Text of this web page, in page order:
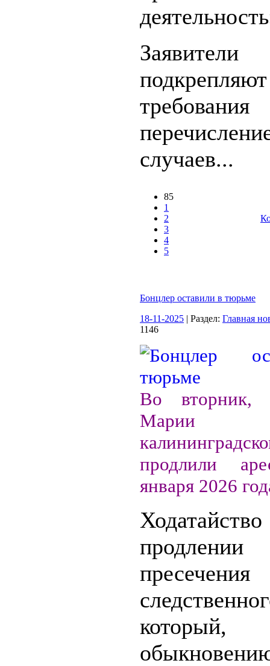
Заявители
требования
случаев...
85
1
2
3
4
5
Бонцлер оставили в тюрьме
18-11-2025 | Раздел: Главная
1146
Во вторник,
Марии
продлили
января 2026
пресечения